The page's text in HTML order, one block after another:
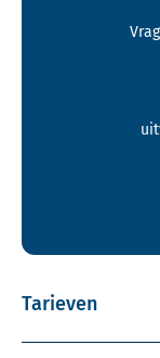
Tarieven